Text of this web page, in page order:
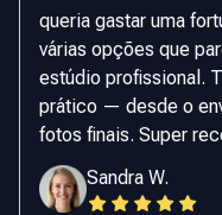
queria gastar uma
várias opções que
estúdio profissional.
prático — desde o
fotos finais. Super
Sandra W.